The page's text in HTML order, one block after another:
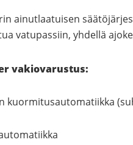
ainutlaatuisen
vatupassiin, yhdellä
vakiovarustus:
kuormitusautomatiikka